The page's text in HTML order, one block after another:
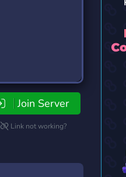
Join Server
Link not working?